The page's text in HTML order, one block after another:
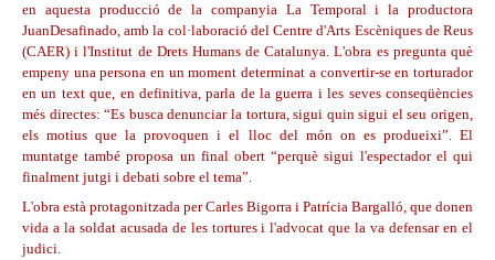
en aquesta producció de la companyia La Temporal i la productora
JuanDesafinado, amb la col·laboració del Centre d'Arts Escèniques de Reus
(CAER) i l'Institut de Drets Humans de Catalunya. L'obra es pregunta què
empeny una persona en un moment determinat a convertir-se en torturador
en un text que, en definitiva, parla de la guerra i les seves conseqüències
més directes: “Es busca denunciar la tortura, sigui quin sigui el seu origen,
els motius que la provoquen i el lloc del món on es produeixi”. El
muntatge també proposa un final obert “perquè sigui l'espectador el qui
finalment jutgi i debati sobre el tema”.
L'obra està protagonitzada per Carles Bigorra i Patrícia Bargalló, que donen
vida a la soldat acusada de les tortures i l'advocat que la va defensar en el
judici.